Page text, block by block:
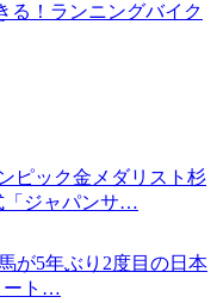
る！ランニングバイク
ピック金メダリスト杉
「ジャパンサ…
が5年ぶり2度目の日本
ート…